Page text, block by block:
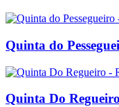
Quinta do
Quinta Do